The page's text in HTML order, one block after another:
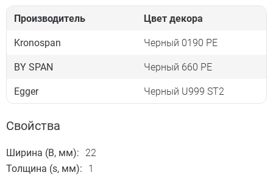
Производитель Цвет декора
Kronospan Черный 0190 PE
BY SPAN Черный 660 PE
Egger Черный U999 ST2
Свойства
Ширина (B, мм):
22
Толщина (s, мм):
1